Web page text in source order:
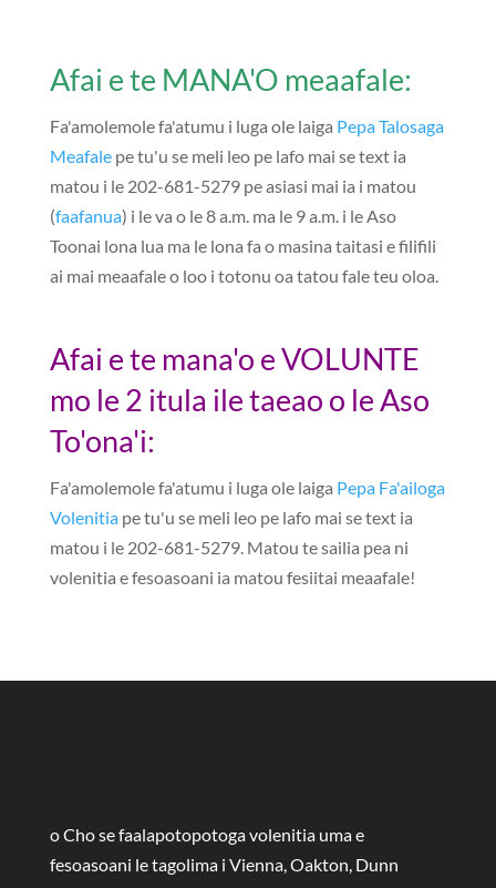
Afai e te MANA'O meaafale:
Fa'amolemole fa'atumu i luga ole laiga Pepa Talosaga
Meafalepe tu'u se meli leo pe lafo mai se text ia
matou i le 202-681-5279 pe asiasi mai ia i matou
(faafanua) i le va o le 8 a.m. ma le 9 a.m. i le Aso
Toonai lona lua ma le lona fa o masina taitasi e filifili
ai mai meaafale o loo i totonu oa tatou fale teu oloa.
Afai e te mana'o e VOLUNTE
mo le 2 itula ile taeao o le Aso
To'ona'i:
Fa'amolemole fa'atumu i luga ole laiga Pepa Fa'ailoga
Volenitiape tu'u se meli leo pe lafo mai se text ia
matou i le 202-681-5279. Matou te sailia pea ni
volenitia e fesoasoani ia matou fesiitai meaafale!
o Cho se faalapotopotoga volenitia uma e
fesoasoani le tagolima i Vienna, Oakton, Dunn